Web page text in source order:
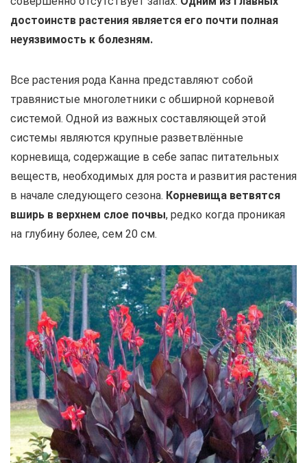
достоинств растения является его почти полная
неуязвимость к болезням.
Все растения рода Канна представляют собой
травянистые многолетники с обширной корневой
системой. Одной из важных составляющей этой
системы являются крупные разветвлённые
корневища, содержащие в себе запас питательных
веществ, необходимых для роста и развития растения
в начале следующего сезона. Корневища ветвятся
вширь в верхнем слое почвы, редко когда проникая
на глубину более, сем 20 см.